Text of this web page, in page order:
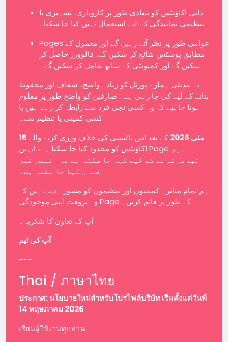
ذاتی اکاؤنٹس کو بنیادی طور پر کاروباری، تشہیری یا
تنظیمی نمائندگی کے لیے استعمال نہیں کیا جا سکتا۔
Pages عوامی طور پر نظر آتے رہیں گے اور معمول کے
مطابق پوسٹس شائع کر سکیں گے، فالوورز حاصل کر
سکیں گے اور کمیونٹی کے ساتھ تعامل کر سکیں گے۔
یہ تبدیلی ہمارے پورٹل کو زیادہ واضح، شفاف اور محفوظ
بنانے کے لیے کی جا رہی ہے۔ صارفین کو واضح طور پر معلوم
ہونا چاہیے کہ وہ کسی نجی فرد سے رابطہ کر رہے ہیں یا
کسی کمپنی یا تنظیم سے۔
15 مئی 2026
کے بعد اس پالیسی کی خلاف ورزی کرنے والے
اکاؤنٹس کو محدود کیا جا سکتا ہے، انہیں Page میں
تبدیل کرنے کے لیے کہا جا سکتا ہے یا انہیں غیر
فعال کیا جا سکتا ہے۔
ہم تمام متاثرہ کمپنیوں اور تنظیموں کو مشورہ دیتے ہیں کہ
وہ بروقت اپنی موجودگی Page کے طور پر قائم کریں۔
آپ کے تعاون کا شکریہ۔
آپ کی ٹیم
---
Thai / ภาษาไทย
ประกาศ: นโยบายใหม่สำหรับโปรไฟล์บริษัท เริ่มตั้งแต่วันที่
14 พฤษภาคม 2026
เรียนผู้ใช้งานทุกท่าน